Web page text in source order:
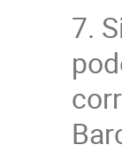
7.